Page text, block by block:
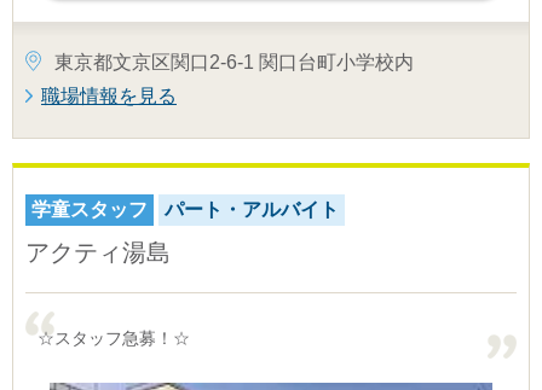
東京都文京区関口2-6-1 関口台町小学校内
職場情報を見る
学童スタッフ パート・アルバイト
アクティ湯島
☆スタッフ急募！☆